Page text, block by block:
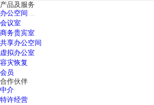
产品及服务
办公空间
会议室
商务贵宾室
共享办公空间
虚拟办公室
容灾恢复
会员
合作伙伴
中介
特许经营